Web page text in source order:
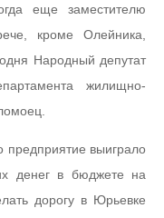
еще заместителю
кроме Олейника,
Народный депутат
жилищно-
предприятие выиграло
денег в бюджете на
дорогу в Юрьевке